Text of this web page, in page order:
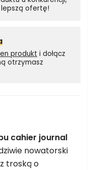
ofertę!
produkt i dołącz
otrzymasz
cahier journal
nowatorski
troską o